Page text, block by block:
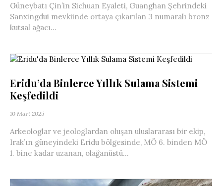
Güneybatı Çin’in Sichuan Eyaleti, Guanghan Şehrindeki
Sanxingdui mevkiinde ortaya çıkarılan 3 numaralı bronz
kutsal ağacı...
Eridu’da Binlerce Yıllık Sulama Sistemi
Keşfedildi
10 Mart 2025
Arkeologlar ve jeologlardan oluşan uluslararası bir ekip,
Irak’ın güneyindeki Eridu bölgesinde, MÖ 6. binden MÖ
1. bine kadar uzanan, olağanüstü...